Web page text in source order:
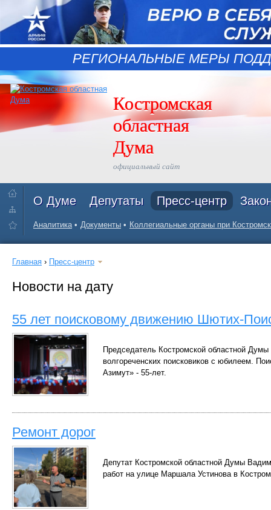
РЕГИОНАЛЬНЫЕ МЕРЫ
Костромская
областная
Дума
официальный сайт
О Думе Депутаты Пресс-центр
Аналитика Документы Коллегиальные органы при
Главная › Пресс-центр
Новости на дату
55 лет поисковому движению Шютих-
Председатель Костромской областной
волгореченских поисковиков с юбилеем.
Азимут» - 55-лет.
Ремонт дорог
Депутат Костромской областной Думы
работ на улице Маршала Устинова в